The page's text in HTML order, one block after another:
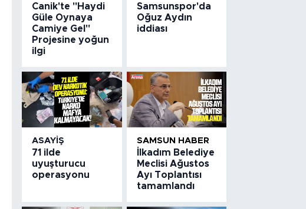
Canik'te "Haydi
Güle Oynaya
Camiye Gel"
Projesine yoğun
ilgi
Samsunspor'da
Oğuz Aydın
iddiası
ASAYIŞ
71 ilde
uyuşturucu
operasyonu
SAMSUN HABER
İlkadım Belediye
Meclisi Ağustos
Ayı Toplantısı
tamamlandı